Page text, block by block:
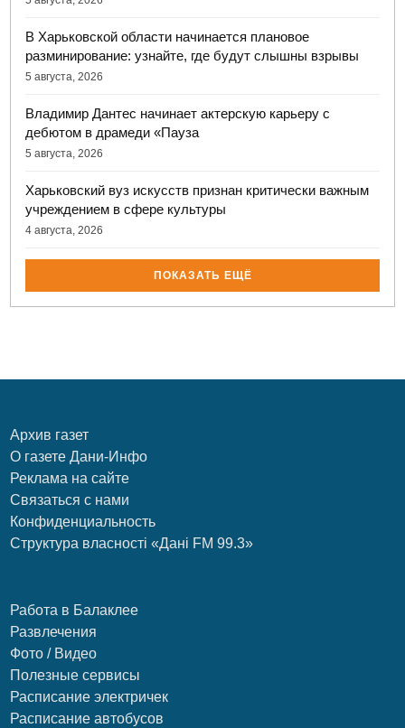
В Харьковской области начинается плановое
разминирование: узнайте, где будут слышны взрывы
5 августа, 2026
Владимир Дантес начинает актерскую карьеру с
дебютом в драмеди «Пауза
5 августа, 2026
Харьковский вуз искусств признан критически важным
учреждением в сфере культуры
4 августа, 2026
ПОКАЗАТЬ ЕЩЁ
Архив газет
О газете Дани-Инфо
Реклама на сайте
Связаться с нами
Конфиденциальность
Структура власності «Дані FM 99.3»
Работа в Балаклее
Развлечения
Фото / Видео
Полезные сервисы
Расписание электричек
Расписание автобусов